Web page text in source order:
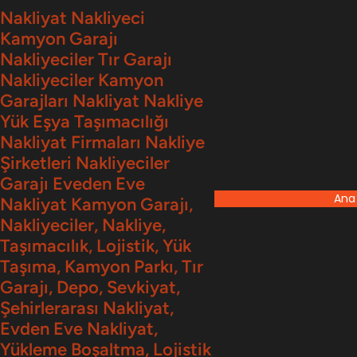
İçeriğe
geç
Nakliyat Nakliyeci
Kamyon Garajı
Nakliyeciler Tır Garajı
Nakliyeciler Kamyon
Garajları Nakliyat Nakliye
Yük Eşya Taşımacılığı
Nakliyat Firmaları Nakliye
Şirketleri Nakliyeciler
Garajı Eveden Eve
Nakliyat Kamyon Garajı,
Nakliyeciler, Nakliye,
Taşımacılık, Lojistik, Yük
Taşıma, Kamyon Parkı, Tır
Garajı, Depo, Sevkiyat,
Şehirlerarası Nakliyat,
Evden Eve Nakliyat,
Yükleme Boşaltma, Lojistik